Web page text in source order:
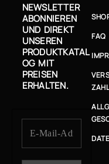
NEWSLETTER
ABONNIEREN
UND DIREKT
UNSEREN
PRODUKTKATAL
OG MIT
PREISEN
ERHALTEN.
FAQ